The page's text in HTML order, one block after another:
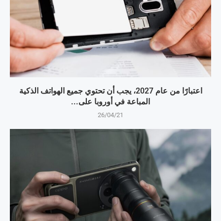
اعتبارًا من عام 2027، يجب أن تحتوي جميع الهواتف الذكية
المباعة في أوروبا على...
26/04/21